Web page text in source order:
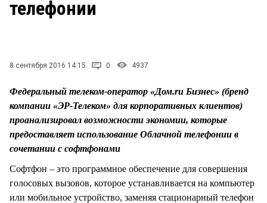
СТИЛЬ ЖИЗНИ
телефонии
8 сентября 2016 14:15 0 4937
Федеральный телеком-оператор «Дом.ru Бизнес» (бренд
компании «ЭР-Телеком» для корпоративных клиентов)
проанализировал возможности экономии, которые
предоставляет использование Облачной телефонии в
сочетании с софтфонами
Софтфон – это программное обеспечение для совершения
голосовых вызовов, которое устанавливается на компьютер
или мобильное устройство, заменяя стационарный телефон